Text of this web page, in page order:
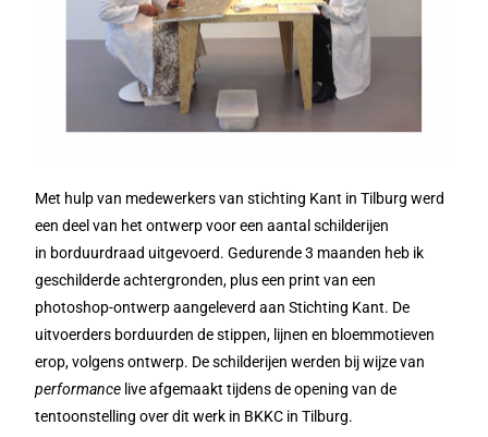
Met hulp van medewerkers van stichting Kant in Tilburg werd
een deel van het ontwerp voor een aantal schilderijen
in borduurdraad uitgevoerd. Gedurende 3 maanden heb ik
geschilderde achtergronden, plus een print van een
photoshop-ontwerp aangeleverd aan Stichting Kant. De
uitvoerders borduurden de stippen, lijnen en bloemmotieven
erop, volgens ontwerp. De schilderijen werden bij wijze van
performance live afgemaakt tijdens de opening van de
tentoonstelling over dit werk in BKKC in Tilburg.